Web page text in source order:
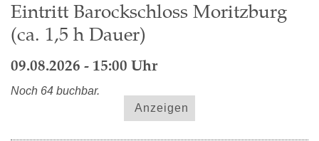
Eintritt Barockschloss Moritzburg
(ca. 1,5 h Dauer)
09.08.2026 - 15:00 Uhr
Noch 64 buchbar.
Anzeigen